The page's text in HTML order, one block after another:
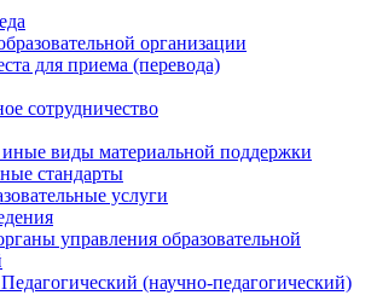
организации
для приема (перевода)
сотрудничество
виды материальной поддержки
стандарты
услуги
управления образовательной
(научно-педагогический)